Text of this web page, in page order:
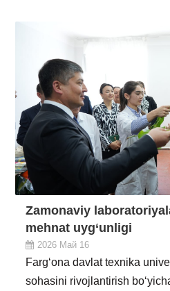
Zamonaviy
mehnat uyg‘unligi
2026 Май 16
Farg‘ona davlat texnika
sohasini rivojlantirish